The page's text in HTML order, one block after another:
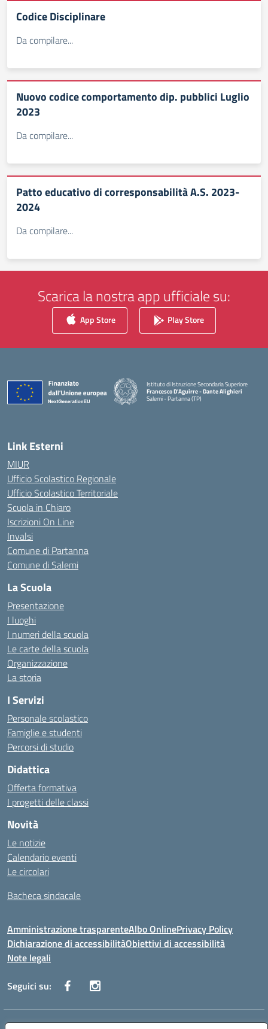
Codice Disciplinare
Da compilare...
Nuovo codice comportamento dip. pubblici Luglio
2023
Da compilare...
Patto educativo di corresponsabilità A.S. 2023-
2024
Da compilare...
Scarica la nostra app ufficiale su:
App Store Play Store
Istituto di Istruzione Secondaria Superiore
Francesco D'Aguirre - Dante Alighieri
Salemi - Partanna (TP)
Link Esterni
MIUR
Ufficio Scolastico Regionale
Ufficio Scolastico Territoriale
Scuola in Chiaro
Iscrizioni On Line
Invalsi
Comune di Partanna
Comune di Salemi
La Scuola
Presentazione
I luoghi
I numeri della scuola
Le carte della scuola
Organizzazione
La storia
I Servizi
Personale scolastico
Famiglie e studenti
Percorsi di studio
Didattica
Offerta formativa
I progetti delle classi
Novità
Le notizie
Calendario eventi
Le circolari
Bacheca sindacale
Amministrazione trasparenteAlbo OnlinePrivacy Policy
Dichiarazione di accessibilitàObiettivi di accessibilità
Note legali
Seguici su: